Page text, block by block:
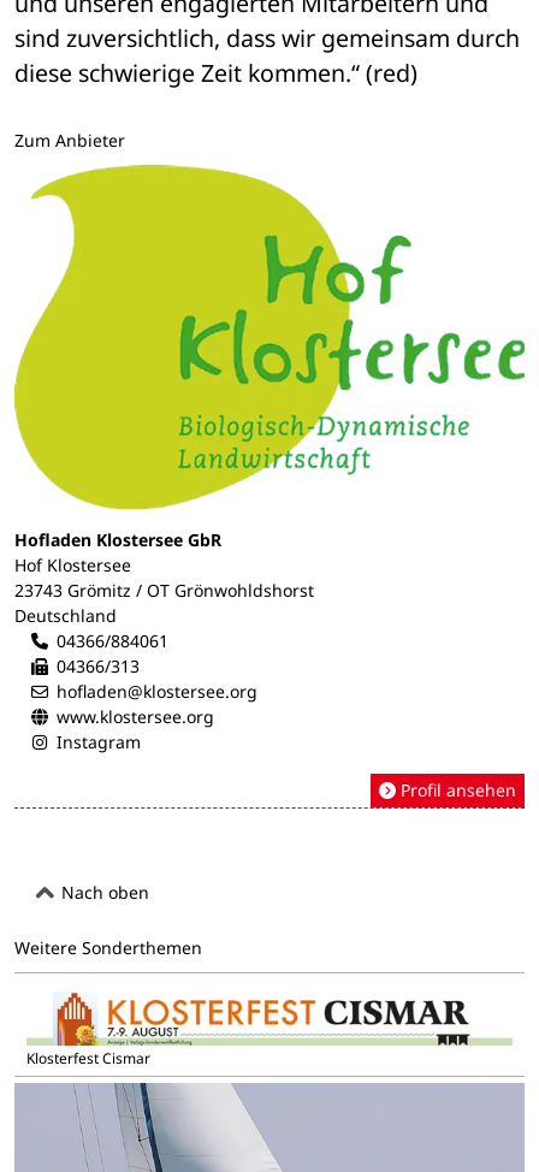
sind zuversichtlich, dass wir gemeinsam durch
diese schwierige Zeit kommen.“ (red)
Zum Anbieter
Hofladen Klostersee GbR
Hof Klostersee
23743 Grömitz / OT Grönwohldshorst
Deutschland
04366/884061
04366/313
hofladen@klostersee.org
www.klostersee.org
Instagram
Profil ansehen
Nach oben
Weitere Sonderthemen
Klosterfest Cismar